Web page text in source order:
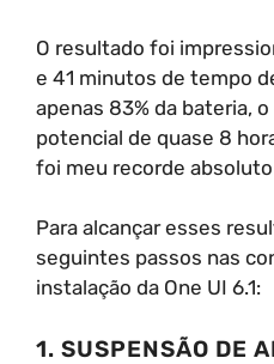
O resultado foi
e 41 minutos de tempo
apenas 83% da bateria,
potencial de quase 8
foi meu recorde
Para alcançar esses
seguintes passos nas
instalação da One UI 6.1:
1. SUSPENSÃO DE